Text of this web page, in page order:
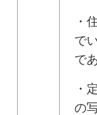
・
で
で
・
の